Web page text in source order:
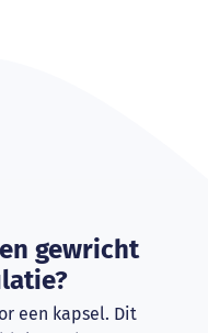
gewricht
een kapsel. Dit